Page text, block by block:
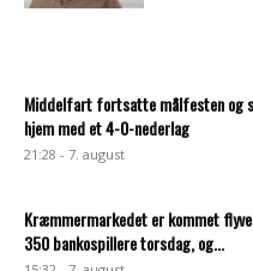
Middelfart fortsatte målfesten og
hjem med et 4-0-nederlag
21:28 - 7. august
Kræmmermarkedet er kommet
350 bankospillere torsdag, og...